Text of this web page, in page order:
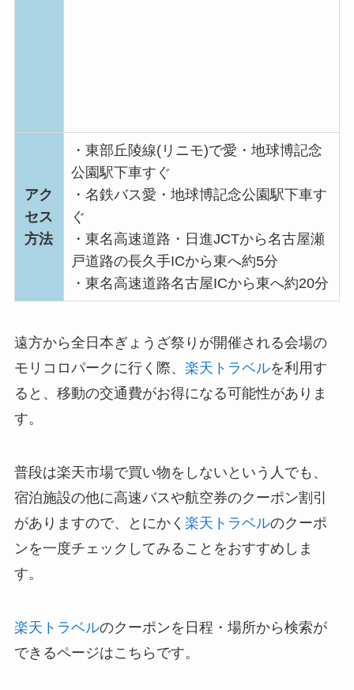
アク
セス
方法
・東部丘陵線(リニモ)で愛・地球博記念
公園駅下車すぐ
・名鉄バス愛・地球博記念公園駅下車す
ぐ
・東名高速道路・日進JCTから名古屋瀬
戸道路の長久手ICから東へ約5分
・東名高速道路名古屋ICから東へ約20分
遠方から全日本ぎょうざ祭りが開催される会場の
モリコロパークに行く際、 楽天トラベルを利用す
ると、移動の交通費がお得になる可能性がありま
す。
普段は楽天市場で買い物をしないという人でも、
宿泊施設の他に高速バスや航空券のクーポン割引
がありますので、とにかく 楽天トラベルのクーポ
ンを一度チェックしてみることをおすすめしま
す。
楽天トラベルのクーポンを日程・場所から検索が
できるページはこちらです。